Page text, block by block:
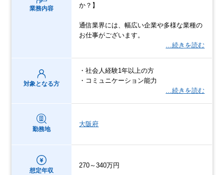
業務内容
か？】
通信業界には、幅広い企業や多様な業種の
お仕事がございます。
…続きを読む
対象となる方
・社会人経験1年以上の方
・コミュニケーション能力
…続きを読む
勤務地
大阪府
想定年収
270～340万円